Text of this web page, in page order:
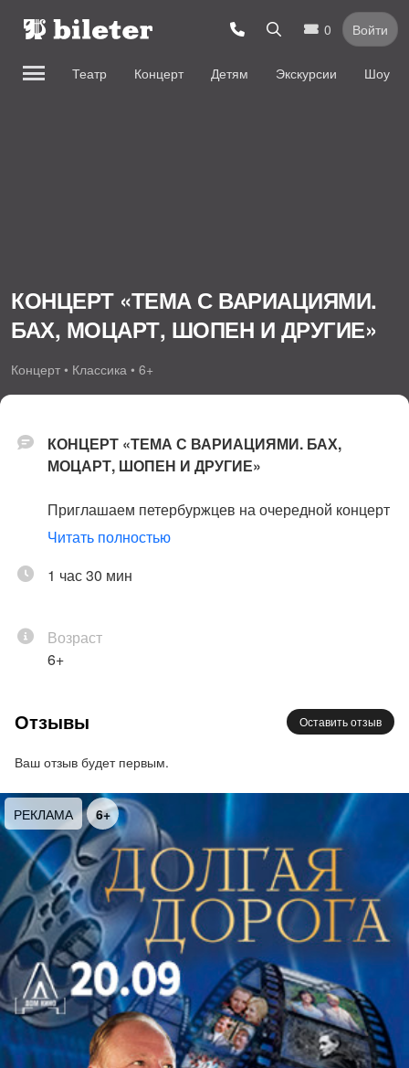
0 Войти
Театр Концерт Детям Экскурсии Шоу
КОНЦЕРТ «ТЕМА С ВАРИАЦИЯМИ.
БАХ, МОЦАРТ, ШОПЕН И ДРУГИЕ»
Концерт • Классика • 6+
КОНЦЕРТ «ТЕМА С ВАРИАЦИЯМИ. БАХ,
МОЦАРТ, ШОПЕН И ДРУГИЕ»
Приглашаем петербуржцев на очередной концерт
под эгидой художественного руководителя Малого
Концерты этого союза музыкантов – новое слово в
калейдоскоп стран, эпох, стилей, за один вечер
узнав больше, чем за целый филармонический
Программа «Тема с вариациями» объединит
творчеством Иоганна Себастьяна Баха, опусы
венского классика Вольфганга Амадея Моцарта,
сочинения романтика Фридерика Шопена и
произведения других величайших композиторов в
истории мировой музыки.
Исполнители:
Лауреаты международных конкурсов,
Солисты Фестивального оркестра Санкт-
Петербурга
В программеБах, Моцарт, Шопен
Возможны незначительные изменения.
Читать полностью
1 час 30 мин
Возраст
6+
Отзывы Оставить отзыв
Ваш отзыв будет первым.
РЕКЛАМА